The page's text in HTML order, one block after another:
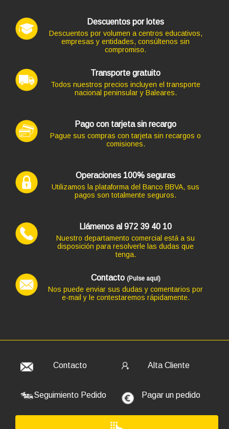
Ordenador HP Z2 G4 WORKSTATION en formato TORRE,
procesador CORE I5-8500 4.10 GHZ (8ª Generación),
memoria DDR4, Salidas gráficas: HDMI+DP
+12,10€ más caro
procesador INTEL CORE I5 -8500 4.1 GHZ (8ª Generación),
memoria DDR4, Salidas gráficas: VGA+HDMI+DP
254,10 €
Ordenador HP PC HP ¡5 GEN 9 en formato MINI,
Código: 7408
Descuentos por lotes
Descuentos por volumen a centros educativos,
empresas y entidades, consúltenos sin
compromiso.
Transporte gratuito
Todos nuestros precios incluyen el transporte
nacional peninsular y Baleares.
Pago con tarjeta sin recargo
Pague sus compras con tarjeta sin recargos o
comisiones.
Operaciones 100% seguras
Utilizamos la plataforma del Banco BBVA, sus
pagos son totalmente seguros.
Llámenos al 972 39 40 10
Nuestro departamento comercial está a su
disposición para resolverle las dudas que
tenga.
Contacto (Pulse aquí)
Nos puede enviar sus dudas y comentarios por
e-mail y le contestaremos rápidamente.
Contacto Alta Cliente
Seguimiento Pedido Pagar un pedido